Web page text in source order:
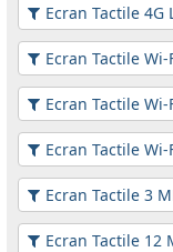
Ecran Tactile 4G
Ecran Tactile Wi-
Ecran Tactile Wi-
Ecran Tactile Wi-
Ecran Tactile 3
Ecran Tactile 12